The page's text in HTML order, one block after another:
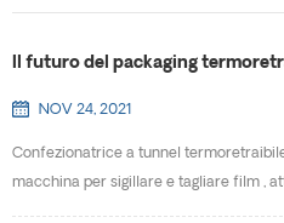
Il futuro del packaging
NOV 24, 2021
Confezionatrice a tunnel
macchina per sigillare e tagliare film ,